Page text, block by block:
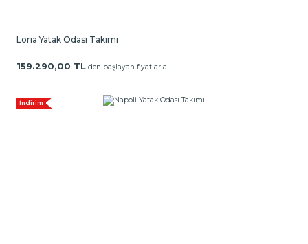
Loria Yatak Odası Takımı
159.290,00 TL'den başlayan fiyatlarla
İndirim